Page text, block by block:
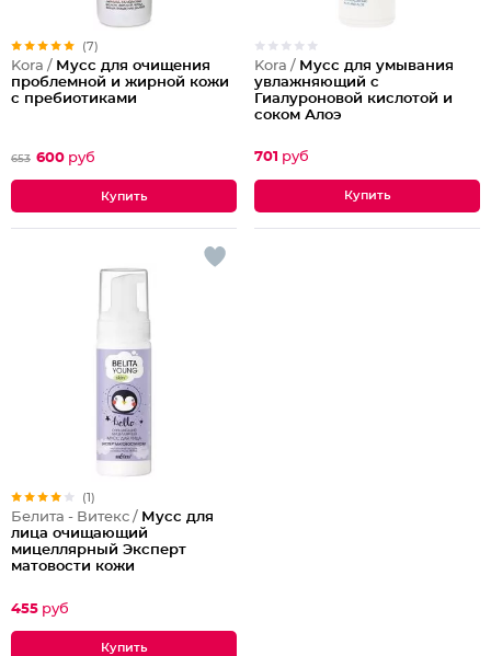
(7)
Kora / Мусс для очищения
проблемной и жирной кожи
с пребиотиками
653 600 руб
Kora / Мусс для умывания
увлажняющий с
Гиалуроновой кислотой и
соком Алоэ
701 руб
(1)
Белита - Витекс / Мусс для
лица очищающий
мицеллярный Эксперт
матовости кожи
455 руб